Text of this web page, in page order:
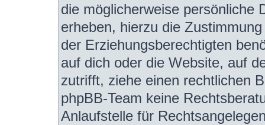
die möglicherweise persönliche
erheben, hierzu die
der Erziehungsberechtigten
auf dich oder die Website, auf
zutrifft, ziehe einen rechtlichen
phpBB-Team keine
Anlaufstelle für